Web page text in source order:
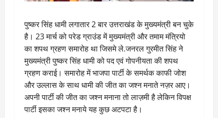
पुष्कर सिंह धामी लगातार 2 बार उत्तराखंड के मुख्यमंत्री बन चुके
है। 23 मार्च को परेड ग्राउंड में मुख्यमंत्री और तमाम मंत्रियो
का शपथ ग्रहण समारोह था जिसमे ले.जनरल गुरमीत सिंह ने
मुख्यमंत्री पुष्कर सिंह धामी को पद एवं गोपनीयता की शपथ
ग्रहण कराई। समारोह में भाजपा पार्टी के समर्थक काफी जोश
और उल्लास के साथ धामी की जीत का जश्न मनाते नज़र आए।
अपनी पार्टी की जीत का जश्न मनाना तो लाज़मी है लेकिन विपक्ष
पार्टी इसका जश्न मनाये यह कुछ अटपटा है।